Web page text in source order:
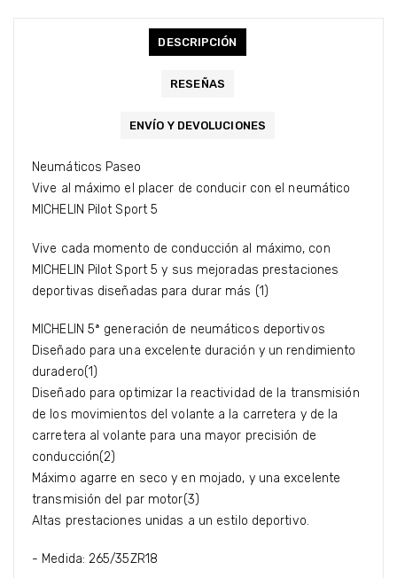
DESCRIPCIÓN
RESEÑAS
ENVÍO Y DEVOLUCIONES
Neumáticos Paseo
Vive al máximo el placer de conducir con el neumático
MICHELIN Pilot Sport 5
Vive cada momento de conducción al máximo, con
MICHELIN Pilot Sport 5 y sus mejoradas prestaciones
deportivas diseñadas para durar más (1)
MICHELIN 5ª generación de neumáticos deportivos
Diseñado para una excelente duración y un rendimiento
duradero(1)
Diseñado para optimizar la reactividad de la transmisión
de los movimientos del volante a la carretera y de la
carretera al volante para una mayor precisión de
conducción(2)
Máximo agarre en seco y en mojado, y una excelente
transmisión del par motor(3)
Altas prestaciones unidas a un estilo deportivo.
- Medida: 265/35ZR18